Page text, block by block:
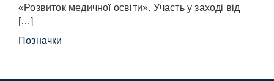
«Розвиток медичної освіти». Участь у заході від
[…]
Позначки